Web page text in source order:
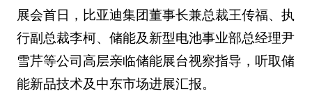
展会首日，比亚迪集团董事长兼总裁王传福、执
行副总裁李柯、储能及新型电池事业部总经理尹
雪芹等公司高层亲临储能展台视察指导，听取储
能新品技术及中东市场进展汇报。